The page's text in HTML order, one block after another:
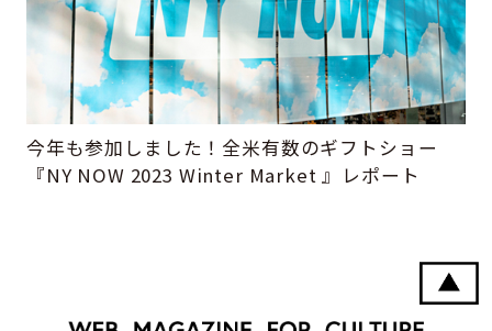
今年も参加しました！全米有数のギフトショー
『NY NOW 2023 Winter Market 』レポート